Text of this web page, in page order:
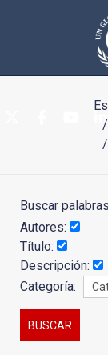
Buscar
Autores:
Título:
Descripción:
Categoría: